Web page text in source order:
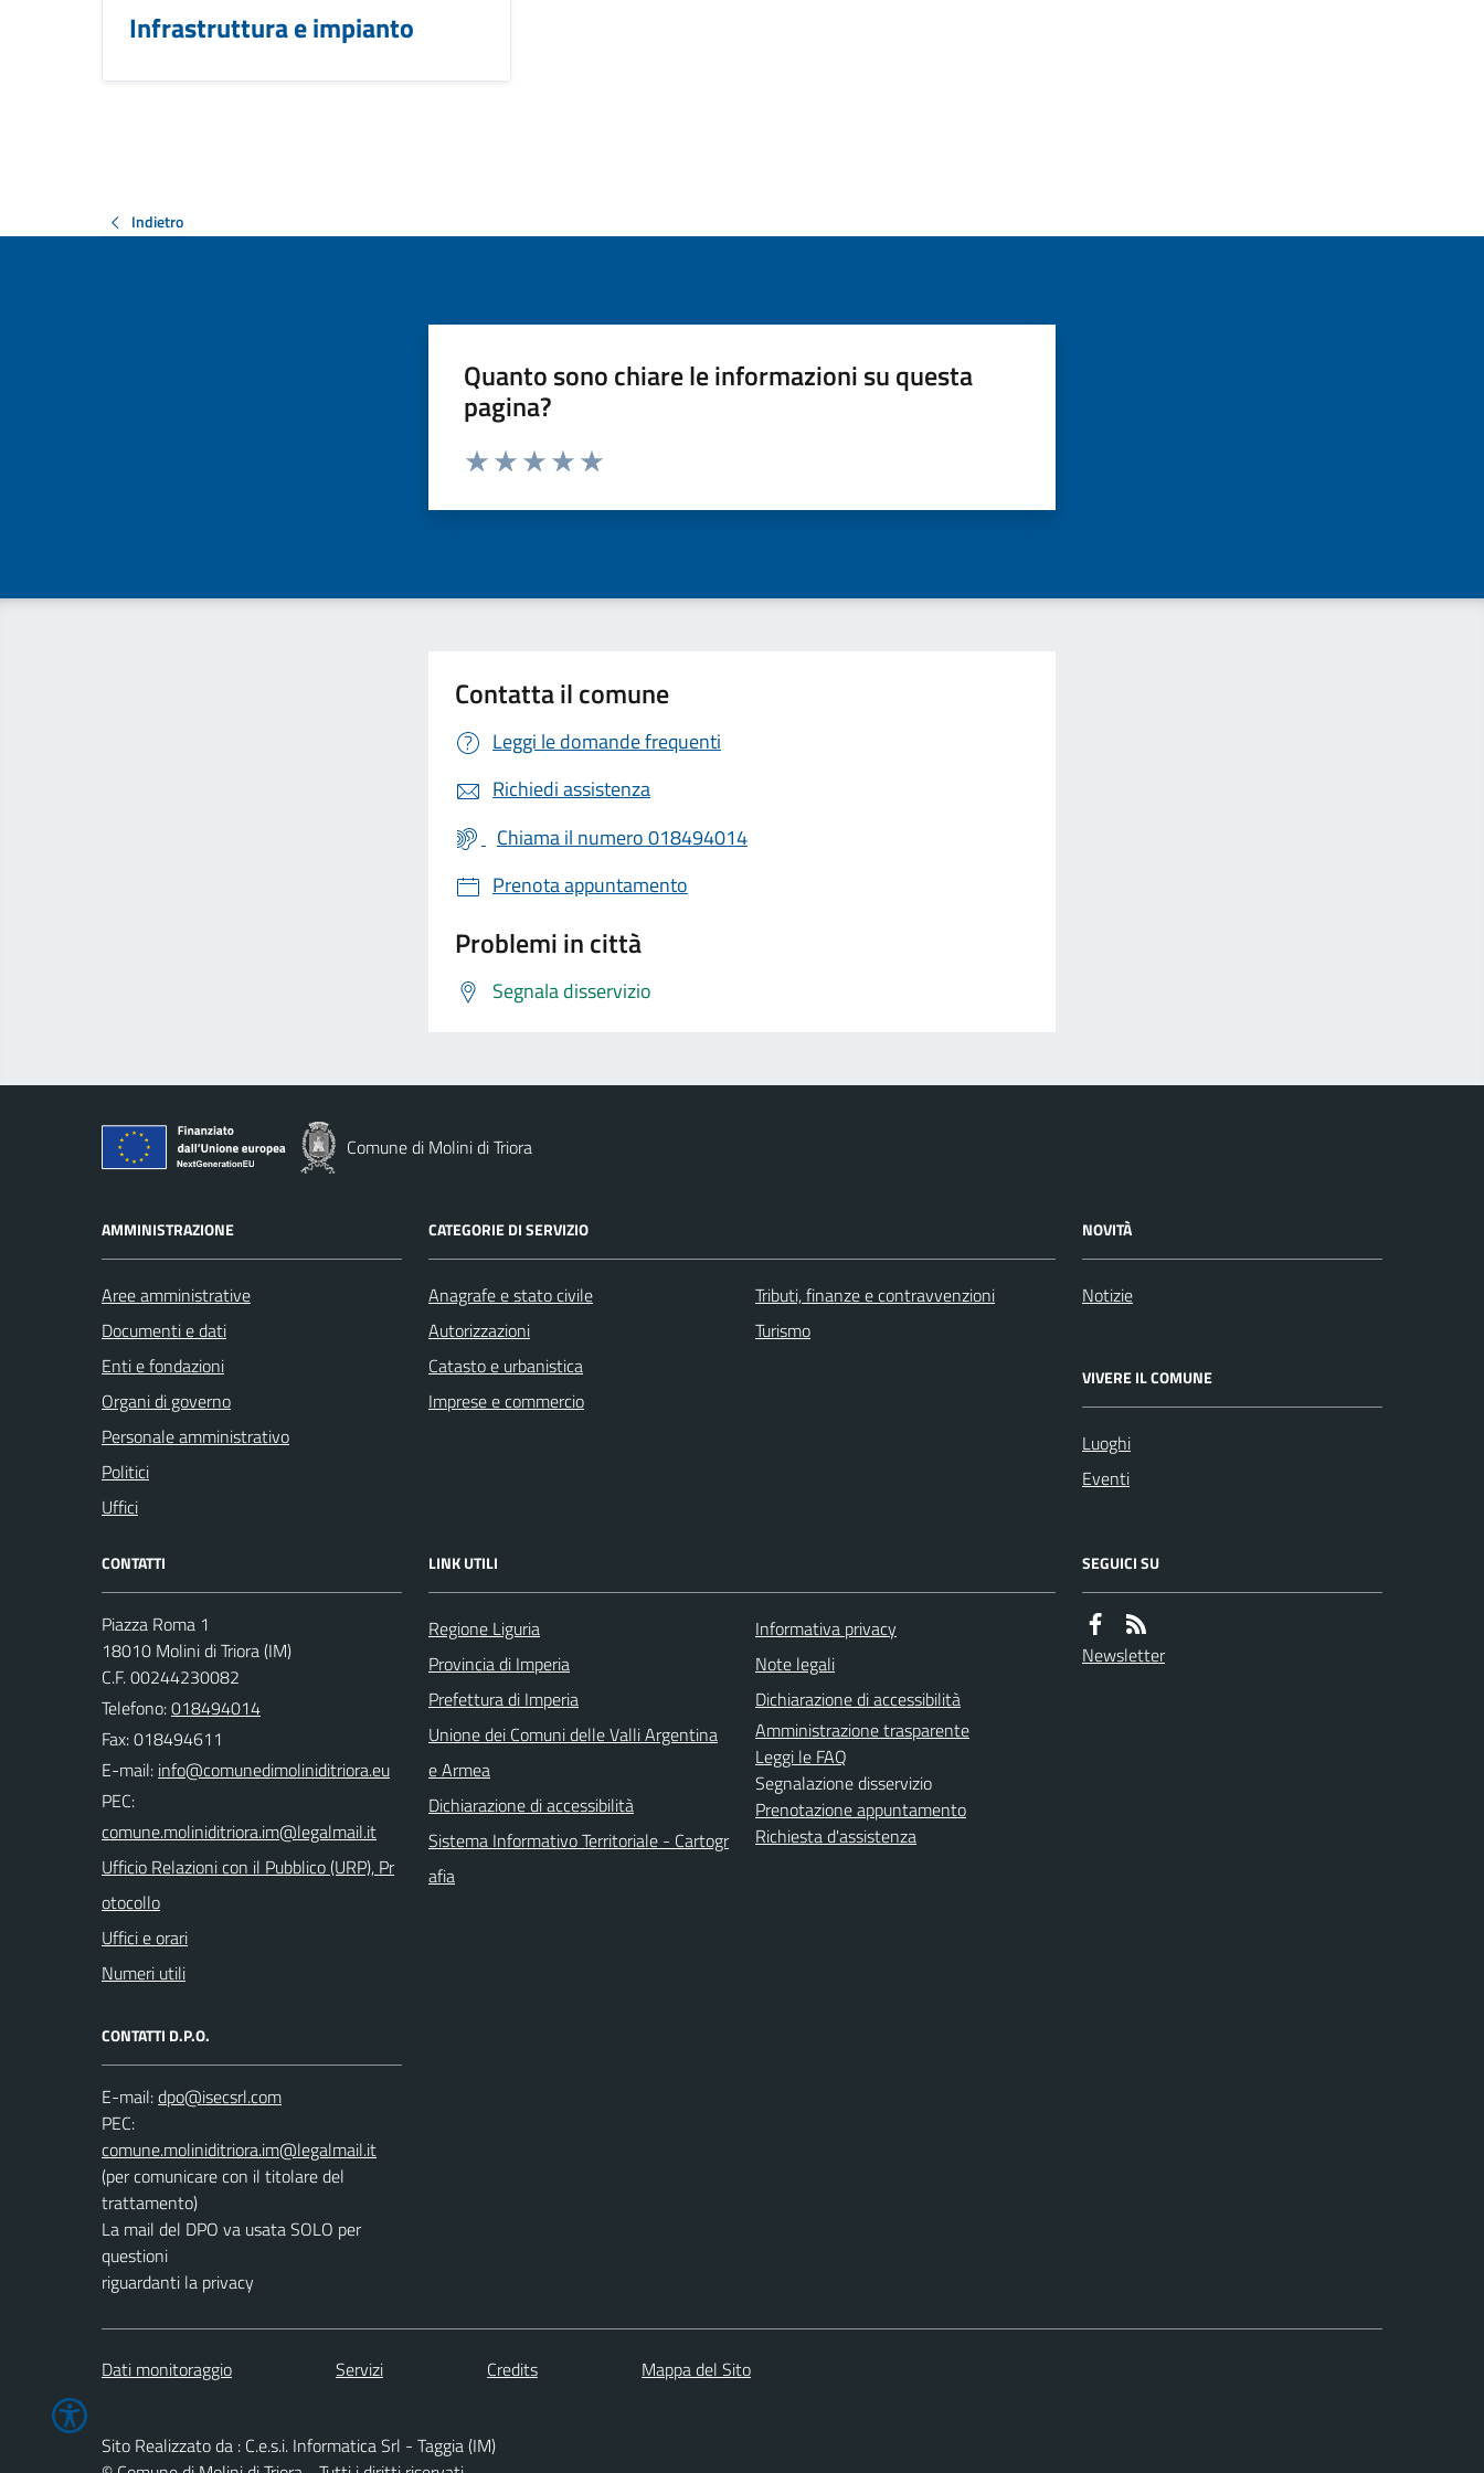
Infrastruttura e impianto
Indietro
Quanto sono chiare le informazioni su questa
pagina?
Valuta da 1 a 5 stelle la pagina
Contatta il comune
Leggi le domande frequenti
Richiedi assistenza
Chiama il numero 018494014
Prenota appuntamento
Problemi in città
Segnala disservizio
Comune di Molini di Triora
AMMINISTRAZIONE
Aree amministrative
Documenti e dati
Enti e fondazioni
Organi di governo
Personale amministrativo
Politici
Uffici
CATEGORIE DI SERVIZIO
Anagrafe e stato civile
Autorizzazioni
Catasto e urbanistica
Imprese e commercio
Tributi, finanze e contravvenzioni
Turismo
NOVITÀ
Notizie
VIVERE IL COMUNE
Luoghi
Eventi
CONTATTI
Piazza Roma 1
18010 Molini di Triora (IM)
C.F. 00244230082
Telefono:018494014
Fax: 018494611
E-mail:
PEC:
Ufficio Relazioni con il Pubblico (URP), Pr
otocollo
Uffici e orari
Numeri utili
CONTATTI D.P.O.
E-mail:
PEC:
(per comunicare con il titolare del
trattamento)
La mail del DPO va usata SOLO per
questioni
riguardanti la privacy
LINK UTILI
Regione Liguria
Provincia di Imperia
Prefettura di Imperia
Unione dei Comuni delle Valli Argentina
e Armea
Dichiarazione di accessibilità
Sistema Informativo Territoriale - Cartogr
afia
Informativa privacy
Note legali
Dichiarazione di accessibilità
Amministrazione trasparente
Leggi le FAQ
Segnalazione disservizio
Prenotazione appuntamento
Richiesta d'assistenza
SEGUICI SU
Newsletter
Dati monitoraggio Servizi Credits Mappa del Sito
Sito Realizzato da : C.e.s.i. Informatica Srl - Taggia (IM)